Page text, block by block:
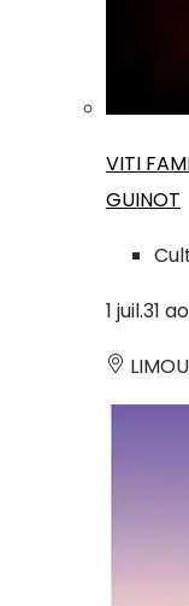
VITI
GUINOT
1 juil.31